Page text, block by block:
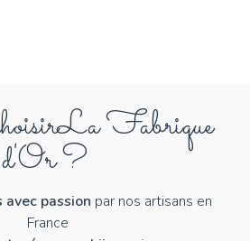
La Fabrique
d'Or ?
passion par nos artisans en
France